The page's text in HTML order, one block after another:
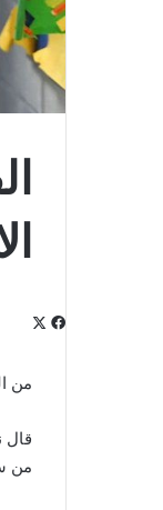
فيسبوك
من
قال
من